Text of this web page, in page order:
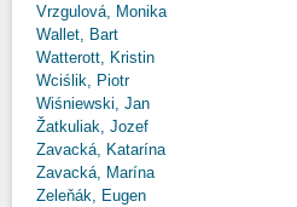
Vrzgulová, Monika
Wallet, Bart
Watterott, Kristin
Wciślik, Piotr
Wiśniewski, Jan
Žatkuliak, Jozef
Zavacká, Katarína
Zavacká, Marína
Zeleňák, Eugen